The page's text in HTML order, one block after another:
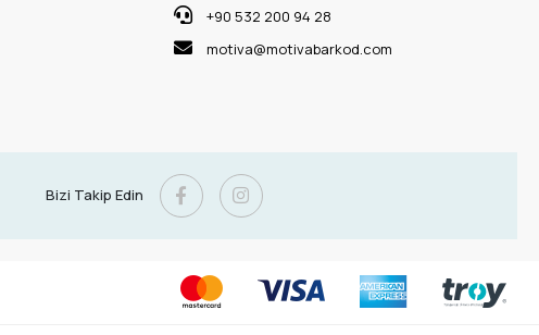
+90 532 200 94 28
motiva@motivabarkod.com
Bizi Takip Edin